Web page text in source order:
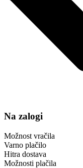
Na zalogi
Možnost vračila
Varno plačilo
Hitra dostava
Možnosti plačila